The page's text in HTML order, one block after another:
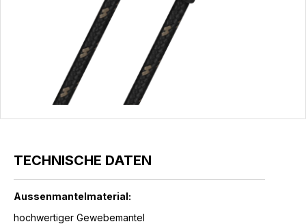
TECHNISCHE DATEN
Aussenmantelmaterial:
hochwertiger Gewebemantel